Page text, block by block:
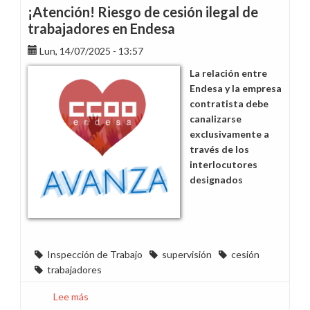
en
el
punto
de
mira
¡Atención! Riesgo de cesión ilegal de
trabajadores en Endesa
Lun, 14/07/2025 - 13:57
La relación entre
Endesa y la empresa
contratista debe
canalizarse
exclusivamente a
través de los
interlocutores
designados
Inspección de Trabajo supervisión
cesión
trabajadores
Lee más